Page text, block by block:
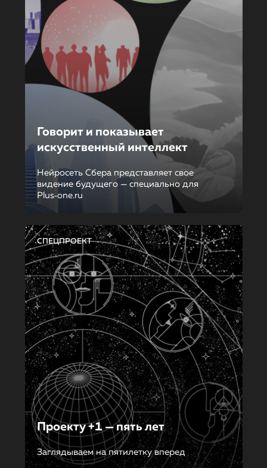
Говорит и показывает
искусственный интеллект
Нейросеть Сбера представляет свое
видение будущего — специально для
Plus‑one.ru
СПЕЦПРОЕКТ
Проекту +1 — пять лет
Заглядываем на пятилетку вперед